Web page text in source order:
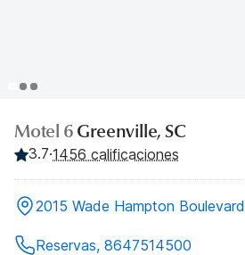
Motel 6 Greenville, SC
3.7·1456 calificaciones
2015 Wade Hampton
Reservas, 8647514500